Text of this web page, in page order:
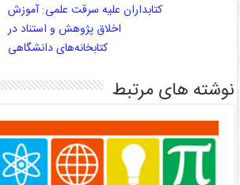
کتابداران علیه سرقت علمی: آموزش
اخلاق پژوهش و استناد در
کتابخانه‌های دانشگاهی
نوشته های مرتبط